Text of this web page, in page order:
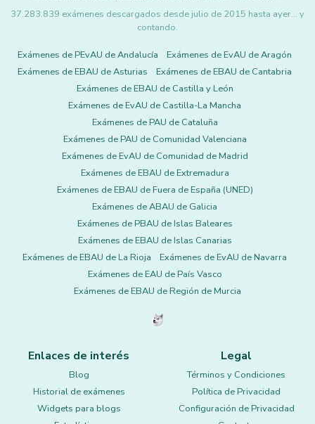
37.283.839 exámenes descargados desde julio de 2015 hasta ayer... y
contando.
Exámenes de PEvAU de Andalucía
Exámenes de EvAU de Aragón
Exámenes de EBAU de Asturias
Exámenes de EBAU de Cantabria
Exámenes de EBAU de Castilla y León
Exámenes de EvAU de Castilla-La Mancha
Exámenes de PAU de Cataluña
Exámenes de PAU de Comunidad Valenciana
Exámenes de EvAU de Comunidad de Madrid
Exámenes de EBAU de Extremadura
Exámenes de EBAU de Fuera de España (UNED)
Exámenes de ABAU de Galicia
Exámenes de PBAU de Islas Baleares
Exámenes de EBAU de Islas Canarias
Exámenes de EBAU de La Rioja
Exámenes de EvAU de Navarra
Exámenes de EAU de País Vasco
Exámenes de EBAU de Región de Murcia
Enlaces de interés
Blog
Historial de exámenes
Widgets para blogs
Legal
Términos y Condiciones
Política de Privacidad
Configuración de Privacidad